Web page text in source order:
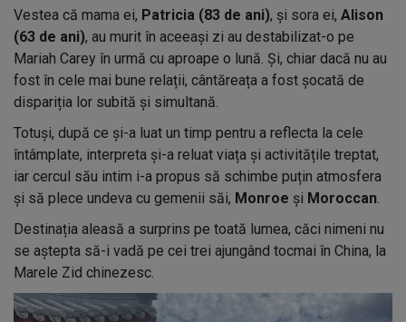
Vestea că mama ei, Patricia (83 de ani), și sora ei, Alison
(63 de ani), au murit în aceeași zi au destabilizat-o pe
Mariah Carey în urmă cu aproape o lună. Și, chiar dacă nu au
fost în cele mai bune relații, cântăreața a fost șocată de
dispariția lor subită și simultană.
Totuși, după ce și-a luat un timp pentru a reflecta la cele
întâmplate, interpreta și-a reluat viața și activitățile treptat,
iar cercul său intim i-a propus să schimbe puțin atmosfera
și să plece undeva cu gemenii săi, Monroe și Moroccan.
Destinația aleasă a surprins pe toată lumea, căci nimeni nu
se aștepta să-i vadă pe cei trei ajungând tocmai în China, la
Marele Zid chinezesc.